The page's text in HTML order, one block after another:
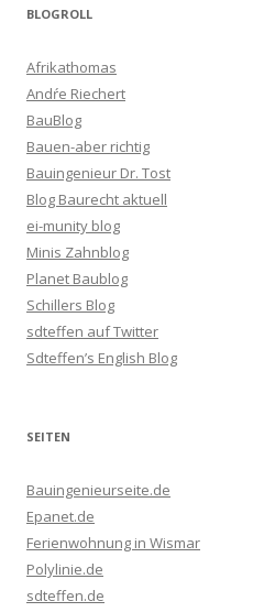
BLOGROLL
Afrikathomas
Andŕe Riechert
BauBlog
Bauen-aber richtig
Bauingenieur Dr. Tost
Blog Baurecht aktuell
ei-munity blog
Minis Zahnblog
Planet Baublog
Schillers Blog
sdteffen auf Twitter
Sdteffen’s English Blog
SEITEN
Bauingenieurseite.de
Epanet.de
Ferienwohnung in Wismar
Polylinie.de
sdteffen.de